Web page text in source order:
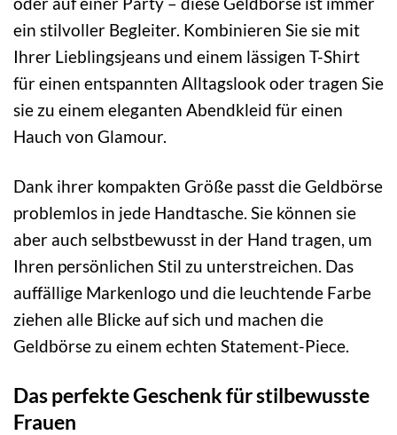
ein stilvoller Begleiter. Kombinieren Sie sie mit
Ihrer Lieblingsjeans und einem lässigen T-Shirt
für einen entspannten Alltagslook oder tragen Sie
sie zu einem eleganten Abendkleid für einen
Hauch von Glamour.
Dank ihrer kompakten Größe passt die Geldbörse
problemlos in jede Handtasche. Sie können sie
aber auch selbstbewusst in der Hand tragen, um
Ihren persönlichen Stil zu unterstreichen. Das
auffällige Markenlogo und die leuchtende Farbe
ziehen alle Blicke auf sich und machen die
Geldbörse zu einem echten Statement-Piece.
Das perfekte Geschenk für stilbewusste
Frauen